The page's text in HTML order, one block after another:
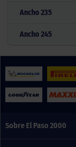
Ancho 235
Ancho 245
Sobre El Paso 2000